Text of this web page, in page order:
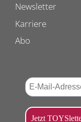
Newsletter
Karriere
Abo